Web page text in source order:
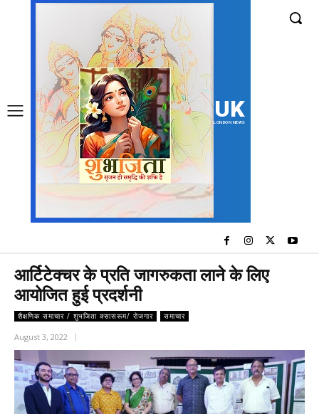
UK
LONDON NEWS
आर्टिटेक्चर के प्रति जागरुकता लाने के लिए
आयोजित हुई प्रदर्शनी
शैक्षणिक समाचार / शुभजिता क्सासरूम/ रोजगार समाचार
August 3, 2022